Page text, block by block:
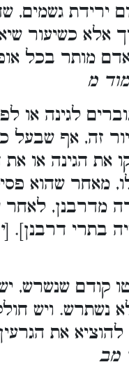
ירידת גשמים,
אלא כשיעור
מותר בכל
מ
לגינה או
זה, אף שבעל
את הגינה או
מאחר שהוא
מדרבנן, לאחר
בתרי דרבנן]. [
קודם שנשרש,
נשתרש. ויש
את
מב